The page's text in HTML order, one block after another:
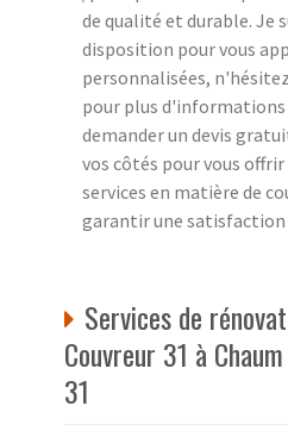
de qualité et durable. Je
disposition pour vous
personnalisées,
pour plus d'informations
demander un devis
vos côtés pour vous
services en matière de
garantir une satisfaction
Services de
Couvreur 31 à
31